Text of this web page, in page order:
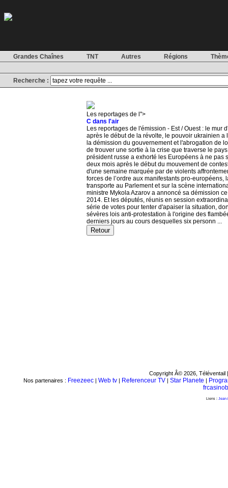
Grandes Chaînes TNT Autres Régions
Recherche :
Les reportages de l">
C dans l'air
Les reportages de l'émission - Est / Ouest : le mur
après le début de la révolte, le pouvoir ukrainien a
la démission du gouvernement et l'abrogation de
de trouver une sortie à la crise que traverse le
président russe a exhorté les Européens à ne pas
deux mois après le début du mouvement de
d'une semaine marquée par de violents
forces de l’ordre aux manifestants pro-européens,
transporte au Parlement et sur la scène
ministre Mykola Azarov a annoncé sa démission
2014. Et les députés, réunis en session
série de votes pour tenter d'apaiser la situation,
sévères lois anti-protestation à l'origine des
derniers jours au cours desquelles six personn ...
Copyright Â© 2026, Téléventail
Nos partenaires : Freezeec| Web tv| Referenceur TV| Star Planete |
Liens :